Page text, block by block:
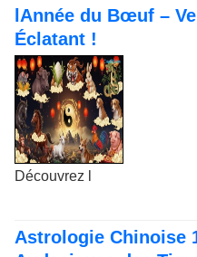
lAnnée du Bœuf –
Éclatant !
Découvrez l
Astrologie Chinoise